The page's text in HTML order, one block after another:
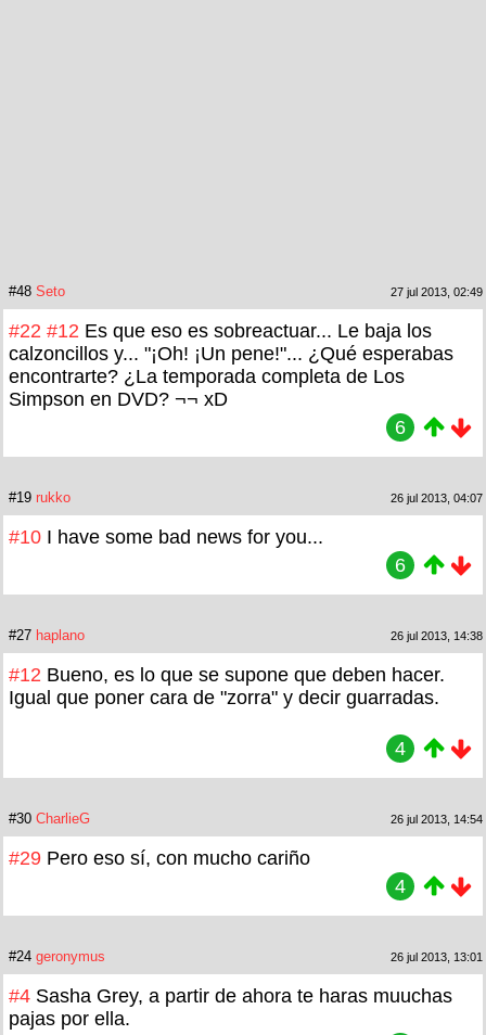
#48 Seto 27 jul 2013, 02:49
#22 #12 Es que eso es sobreactuar... Le baja los
calzoncillos y... "¡Oh! ¡Un pene!"... ¿Qué esperabas
encontrarte? ¿La temporada completa de Los
Simpson en DVD? ¬¬ xD
6
#19 rukko 26 jul 2013, 04:07
#10 I have some bad news for you...
6
#27 haplano 26 jul 2013, 14:38
#12 Bueno, es lo que se supone que deben hacer.
Igual que poner cara de "zorra" y decir guarradas.
4
#30 CharlieG 26 jul 2013, 14:54
#29 Pero eso sí, con mucho cariño
4
#24 geronymus 26 jul 2013, 13:01
#4 Sasha Grey, a partir de ahora te haras muuchas
pajas por ella.